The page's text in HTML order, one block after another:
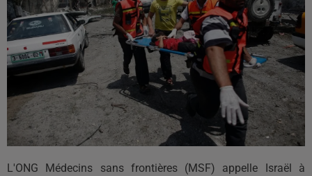
L'ONG Médecins sans frontières (MSF) appelle Israël à